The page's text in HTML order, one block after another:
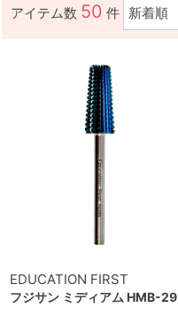
アイテム数 50 件
EDUCATION FIRST
フジサン ミディアム HMB-29